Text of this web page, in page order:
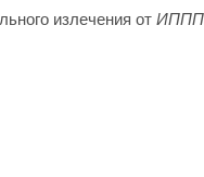
излечения от ИППП